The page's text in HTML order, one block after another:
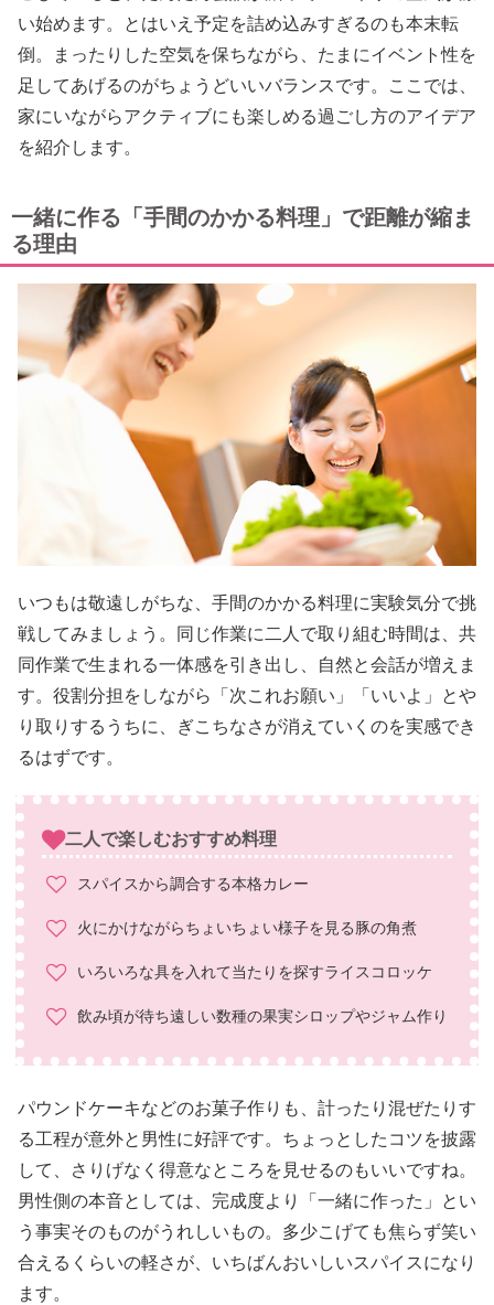
い始めます。とはいえ予定を詰め込みすぎるのも本末転
倒。まったりした空気を保ちながら、たまにイベント性を
足してあげるのがちょうどいいバランスです。ここでは、
家にいながらアクティブにも楽しめる過ごし方のアイデア
を紹介します。
一緒に作る「手間のかかる料理」で距離が縮ま
る理由
いつもは敬遠しがちな、手間のかかる料理に実験気分で挑
戦してみましょう。同じ作業に二人で取り組む時間は、共
同作業で生まれる一体感を引き出し、自然と会話が増えま
す。役割分担をしながら「次これお願い」「いいよ」とや
り取りするうちに、ぎこちなさが消えていくのを実感でき
るはずです。
二人で楽しむおすすめ料理
スパイスから調合する本格カレー
火にかけながらちょいちょい様子を見る豚の角煮
いろいろな具を入れて当たりを探すライスコロッケ
飲み頃が待ち遠しい数種の果実シロップやジャム作り
パウンドケーキなどのお菓子作りも、計ったり混ぜたりす
る工程が意外と男性に好評です。ちょっとしたコツを披露
して、さりげなく得意なところを見せるのもいいですね。
男性側の本音としては、完成度より「一緒に作った」とい
う事実そのものがうれしいもの。多少こげても焦らず笑い
合えるくらいの軽さが、いちばんおいしいスパイスになり
ます。